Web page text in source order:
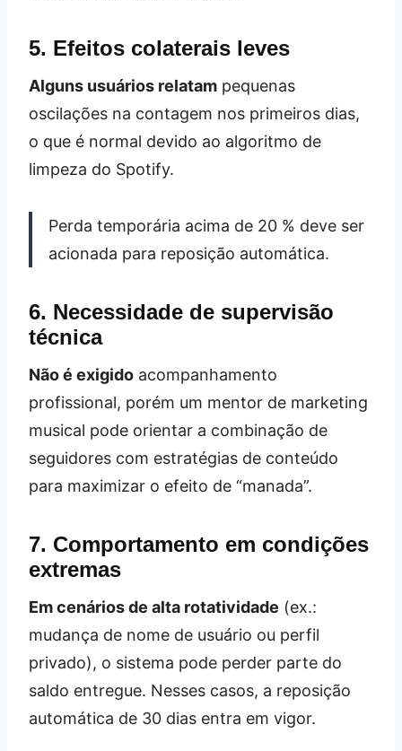
5. Efeitos colaterais leves
Alguns usuários relatam pequenas
oscilações na contagem nos primeiros dias,
o que é normal devido ao algoritmo de
limpeza do Spotify.
Perda temporária acima de 20 % deve ser
acionada para reposição automática.
6. Necessidade de supervisão
técnica
Não é exigido acompanhamento
profissional, porém um mentor de marketing
musical pode orientar a combinação de
seguidores com estratégias de conteúdo
para maximizar o efeito de “manada”.
7. Comportamento em condições
extremas
Em cenários de alta rotatividade (ex.:
mudança de nome de usuário ou perfil
privado), o sistema pode perder parte do
saldo entregue. Nesses casos, a reposição
automática de 30 dias entra em vigor.